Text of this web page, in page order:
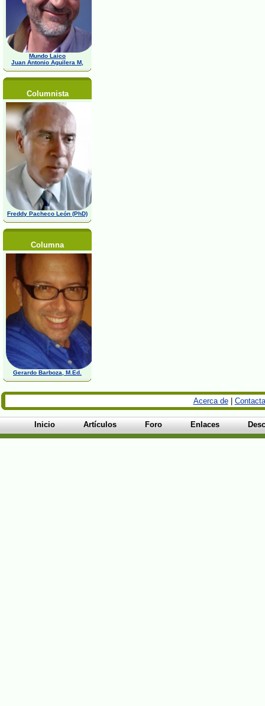
Mundo Laico
Juan Antonio Aguilera M,
Columnista
Freddy Pacheco León (PhD)
Columna
Gerardo Barboza, M.Ed.
Acerca de|
Inicio Artículos Foro Enlaces